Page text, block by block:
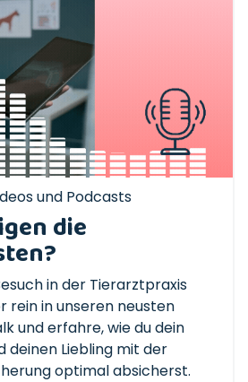
und Podcasts
die
in der Tierarztpraxis
rein in unseren neusten
und erfahre, wie du dein
deinen Liebling mit der
optimal absicherst.